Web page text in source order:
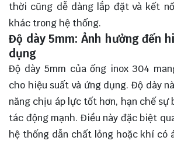
thời cũng dễ dàng lắp đặt và kết
khác trong hệ thống.
Độ dày 5mm: Ảnh hưởng đến
dụng
Độ dày 5mm của ống inox 304
cho hiệu suất và ứng dụng. Độ dày
năng chịu áp lực tốt hơn, hạn chế sự
tác động mạnh. Điều này đặc biệt
hệ thống dẫn chất lỏng hoặc khí có